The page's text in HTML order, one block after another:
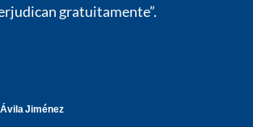
gratuitamente”.
Jiménez